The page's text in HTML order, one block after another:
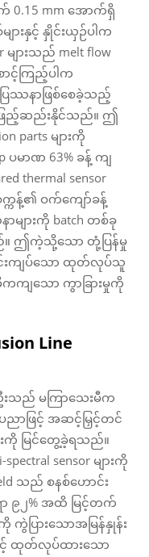
0.15 mm အောက်ရှိ
များနှင့် နှိုင်းယှဉ်ပါက
ျားသည် melt flow
ောင့်ကြည့်ပါက
ဿနာဖြစ်စေခဲ့သည့်
ကို ဖြည့်ဆည်းနိုင်သည်။ ဤ
parts များကို
မာဏ 63% ခန့် ကျ
thermal sensor
က္ကန့်၏ ဝက်ကျော်ခန့်
ာများကို batch တစ်ခု
ည်။ ဤကဲ့သို့သော တုံ့ပြန်မှု
င်းကျပ်သော ထုတ်လုပ်သူ
ကျသော ကွာခြားမှုကို
Line
ည် မကြာသေးမီက
ာဖြင့် အဆင့်မြှင့်တင်
းကို မြင်တွေ့ခဲ့ရသည်။
sensor များကို
သည် စနစ်ဟောင်း
ာ ၉၂% အထိ မြင့်တက်
ပြားသောအမြန်နှုန်း
ြင့် ထုတ်လုပ်ထားသော